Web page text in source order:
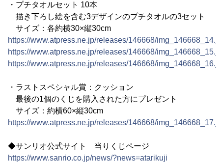
・プチタオルセット 10本
描き下ろし絵を含む3デザインのプチタオルの3セット
サイズ：各約横30×縦30cm
https://www.atpress.ne.jp/releases/146668/
https://www.atpress.ne.jp/releases/146668/
https://www.atpress.ne.jp/releases/146668/
・ラストスペシャル賞：クッション
最後の1個のくじを購入された方にプレゼント
サイズ：約横60×縦30cm
https://www.atpress.ne.jp/releases/146668/
◆サンリオ公式サイト 当りくじページ
https://www.sanrio.co.jp/news/?news=atarikuji